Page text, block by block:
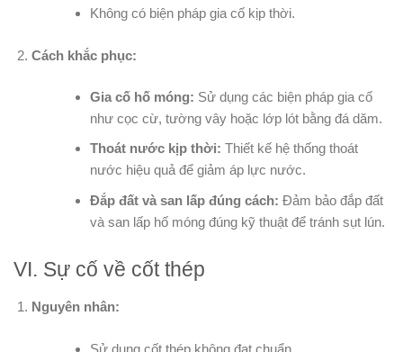
Không có biện pháp gia cố kịp thời.
Cách khắc phục:
Gia cố hố móng: Sử dụng các biện pháp gia cố
như cọc cừ, tường vây hoặc lớp lót bằng đá dăm.
Thoát nước kịp thời: Thiết kế hệ thống thoát
nước hiệu quả để giảm áp lực nước.
Đắp đất và san lấp đúng cách: Đảm bảo đắp đất
và san lấp hố móng đúng kỹ thuật để tránh sụt lún.
VI. Sự cố về cốt thép
Nguyên nhân:
Sử dụng cốt thép không đạt chuẩn.